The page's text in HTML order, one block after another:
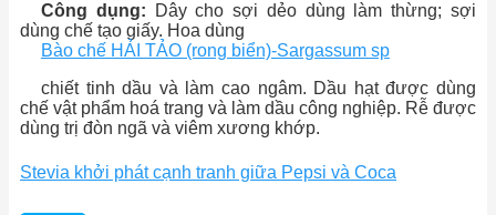
Công dụng: Dây cho sợi dẻo dùng làm thừng; sợi
dùng chế tạo giấy. Hoa dùng
Bào chế HẢI TẢO (rong biển)-Sargassum sp
chiết tinh dầu và làm cao ngâm. Dầu hạt được dùng
chế vật phẩm hoá trang và làm dầu công nghiệp. Rễ được
dùng trị đòn ngã và viêm xương khớp.
Stevia khởi phát cạnh tranh giữa Pepsi và Coca